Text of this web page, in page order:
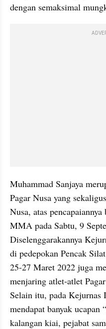
dengan semaksimal
Muhammad Sanjaya
Pagar Nusa yang
Nusa, atas
MMA pada Sabtu, 9
Diselenggarakannya
di pedepokan Pencak
25-27 Maret 2022 juga
menjaring atlet-atlet
Selain itu, pada Kejurnas
mendapat banyak ucapan
kalangan kiai, pejabat